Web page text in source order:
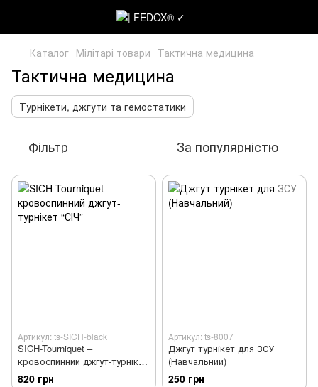
Каталог Мілітарі товари Тактична медицина
Тактична медицина
Турнікети, джгути та гемостатики
Фільтр За популярністю
Артикул: ts-SICH-black
SICH-Tourniquet –
кровоспинний джгут-турнікет
“СІЧ”
820 грн
Артикул: ts-8007
Джгут турнікет для ЗСУ
(Навчальний)
250 грн